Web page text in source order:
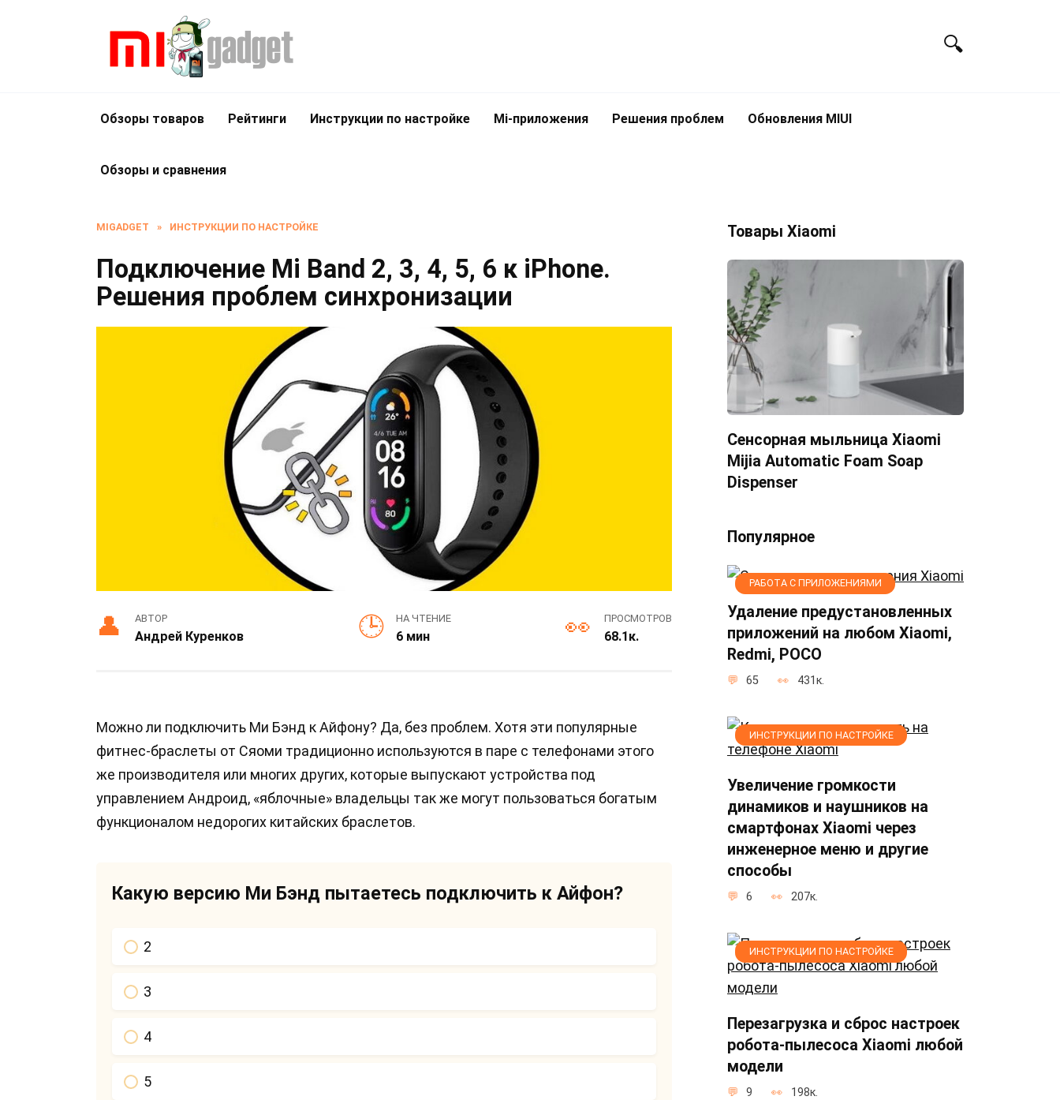
Обзоры товаров Рейтинги Инструкции по настройке Mi-приложения Решения проблем Обновления MIUI
Обзоры и сравнения
MIGADGET » ИНСТРУКЦИИ ПО НАСТРОЙКЕ
Подключение Mi Band 2, 3, 4, 5, 6 к iPhone.
Решения проблем синхронизации
АВТОР
Андрей Куренков
НА ЧТЕНИЕ
6 мин
ПРОСМОТРОВ
68.1к.
Можно ли подключить Ми Бэнд к Айфону? Да, без проблем. Хотя эти популярные
фитнес-браслеты от Сяоми традиционно используются в паре с телефонами этого
же производителя или многих других, которые выпускают устройства под
управлением Андроид, «яблочные» владельцы так же могут пользоваться богатым
функционалом недорогих китайских браслетов.
Какую версию Ми Бэнд пытаетесь подключить к Айфон?
2
3
4
5
Товары Xiaomi
Сенсорная мыльница Xiaomi
Mijia Automatic Foam Soap
Dispenser
Популярное
РАБОТА С ПРИЛОЖЕНИЯМИ
Удаление предустановленных
приложений на любом Xiaomi,
Redmi, POCO
65 431к.
ИНСТРУКЦИИ ПО НАСТРОЙКЕ
Увеличение громкости
динамиков и наушников на
смартфонах Xiaomi через
инженерное меню и другие
способы
6 207к.
ИНСТРУКЦИИ ПО НАСТРОЙКЕ
Перезагрузка и сброс настроек
робота-пылесоса Xiaomi любой
модели
9 198к.